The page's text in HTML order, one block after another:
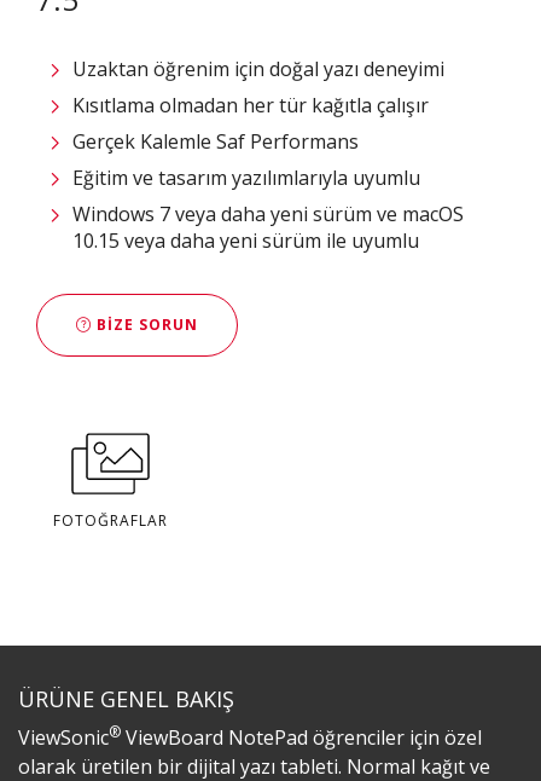
Uzaktan öğrenim için doğal yazı deneyimi
Kısıtlama olmadan her tür kağıtla çalışır
Gerçek Kalemle Saf Performans
Eğitim ve tasarım yazılımlarıyla uyumlu
Windows 7 veya daha yeni sürüm ve macOS
10.15 veya daha yeni sürüm ile uyumlu
BIZE SORUN
FOTOĞRAFLAR
ÜRÜNE GENEL BAKIŞ
ViewSonic® ViewBoard NotePad öğrenciler için özel
olarak üretilen bir dijital yazı tableti. Normal kağıt ve